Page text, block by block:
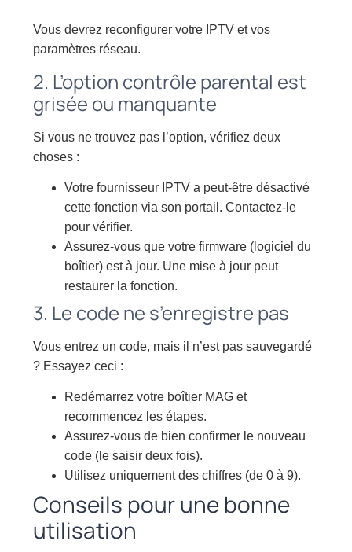
Vous devrez reconfigurer votre IPTV et vos
paramètres réseau.
2. L’option contrôle parental est
grisée ou manquante
Si vous ne trouvez pas l’option, vérifiez deux
choses :
Votre fournisseur IPTV a peut-être désactivé
cette fonction via son portail. Contactez-le
pour vérifier.
Assurez-vous que votre firmware (logiciel du
boîtier) est à jour. Une mise à jour peut
restaurer la fonction.
3. Le code ne s’enregistre pas
Vous entrez un code, mais il n’est pas sauvegardé
? Essayez ceci :
Redémarrez votre boîtier MAG et
recommencez les étapes.
Assurez-vous de bien confirmer le nouveau
code (le saisir deux fois).
Utilisez uniquement des chiffres (de 0 à 9).
Conseils pour une bonne
utilisation